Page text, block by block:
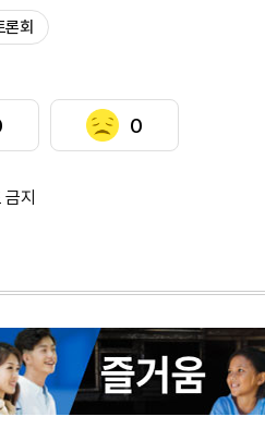
론회
0
금지